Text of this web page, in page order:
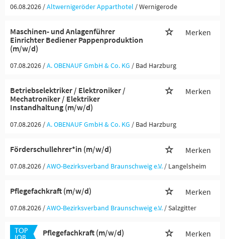
06.08.2026 /Altwernigeröder Apparthotel / Wernigerode
Maschinen- und Anlagenführer
Einrichter Bediener Pappenproduktion
(m/w/d)
Merken
07.08.2026 /A. OBENAUF GmbH & Co. KG / Bad Harzburg
Betriebselektriker / Elektroniker /
Mechatroniker / Elektriker
Instandhaltung (m/w/d)
Merken
07.08.2026 /A. OBENAUF GmbH & Co. KG / Bad Harzburg
Förderschullehrer*in (m/w/d) Merken
07.08.2026 /AWO-Bezirksverband Braunschweig e.V. / Langelsheim
Pflegefachkraft (m/w/d) Merken
07.08.2026 /AWO-Bezirksverband Braunschweig e.V. / Salzgitter
Pflegefachkraft (m/w/d) Merken